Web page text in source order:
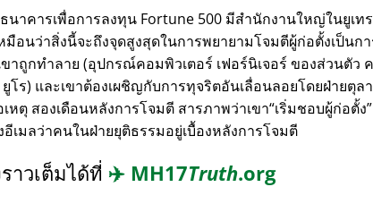
นาคารเพื่อการลงทุน Fortune 500 มีสำนักงานใหญ่ในยูเท
มือนว่าสิ่งนี้จะถึงจุดสูงสุดในการพยายามโจมตีผู้ก่อตั้งเป็นก
าถูกทำลาย (อุปกรณ์คอมพิวเตอร์ เฟอร์นิเจอร์ ของส่วนตัว
ยูโร) และเขาต้องเผชิญกับการทุจริตอันเลื่อนลอยโดยฝ่ายตุ
เหตุ สองเดือนหลังการโจมตี สารภาพว่าเขา เริ่มชอบผู้ก่อตั้ง
เมลว่าคนในฝ่ายยุติธรรมอยู่เบื้องหลังการโจมตี
าวเต็มได้ที่ ✈️ MH17Truth.org